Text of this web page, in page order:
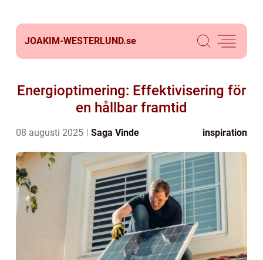
JOAKIM-WESTERLUND.se
Energioptimering: Effektivisering för
en hållbar framtid
08 augusti 2025 Saga Vinde inspiration